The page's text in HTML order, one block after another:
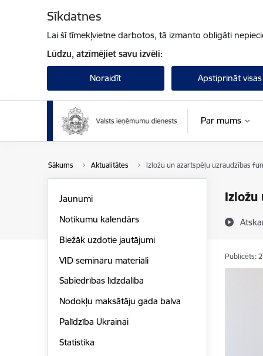
Sīkdatnes
Lai šī tīmekļvietne darbotos, tā izmanto obligāti
Lūdzu, atzīmējiet savu izvēli:
Noraidīt Apstiprināt visas
Par mums
Sākums Aktualitātes Izložu un azartspēļu uzraudzības
Jaunumi
Notikumu kalendārs
Biežāk uzdotie jautājumi
VID semināru materiāli
Sabiedrības līdzdalība
Nodokļu maksātāju gada balva
Palīdzība Ukrainai
Statistika
Publicēts: